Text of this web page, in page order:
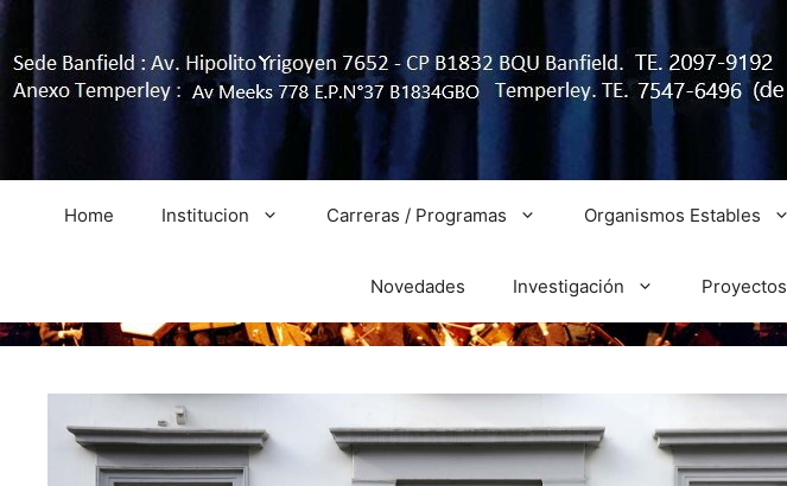
Home Institucion Carreras / Programas Organismos Estables
Novedades Investigación Proyectos